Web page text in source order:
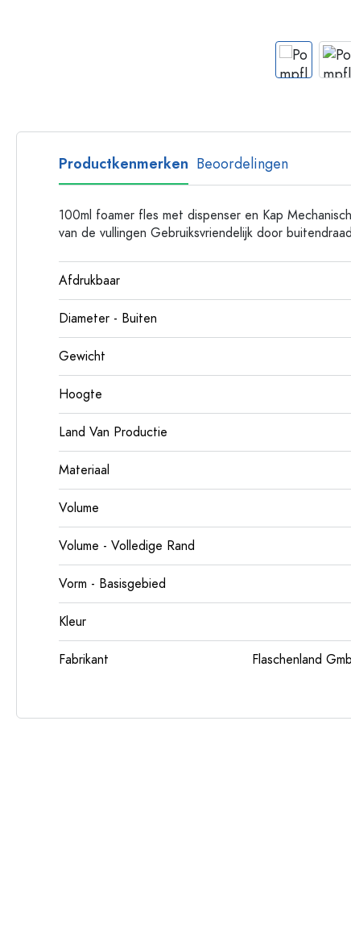
Productkenmerken Beoordelingen
100ml foamer fles met dispenser en Kap
van de vullingen Gebruiksvriendelijk door
Afdrukbaar
Diameter - Buiten
Gewicht
Hoogte
Land Van Productie
Materiaal
Volume
Volume - Volledige Rand
Vorm - Basisgebied
Kleur
Fabrikant
Flaschenland